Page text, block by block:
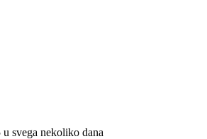
svega nekoliko dana